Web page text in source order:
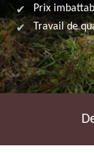
Prix
Travail de